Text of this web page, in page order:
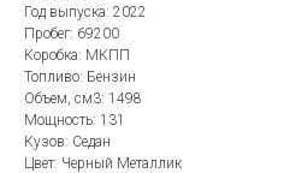
Год выпуска: 2022
Пробег: 69200
Коробка: МКПП
Топливо: Бензин
Объем, см3: 1498
Мощность: 131
Кузов: Седан
Цвет: Черный Металлик